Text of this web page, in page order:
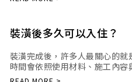
裝潢後多久可以入住？
裝潢完成後，許多人最關心的
時間會依照使用材料、施工內容